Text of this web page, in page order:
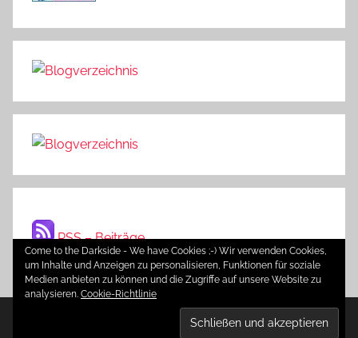
RSS – Beiträge
WordPress-Theme: Donovan von ThemeZee.
Come to the Darkside - We have Cookies ;-) Wir verwenden Cookies,
um Inhalte und Anzeigen zu personalisieren, Funktionen für soziale
Medien anbieten zu können und die Zugriffe auf unsere Website zu
analysieren. Cookie-Richtlinie